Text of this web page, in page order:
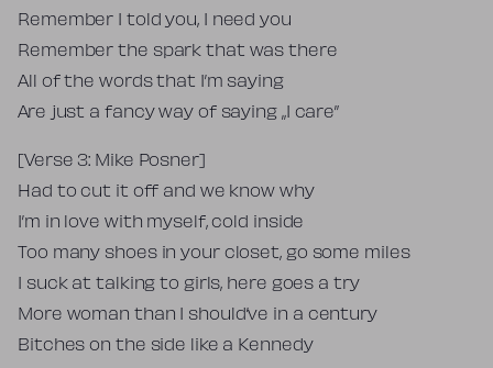
Remember I told you, I need you
Remember the spark that was there
All of the words that I’m saying
Are just a fancy way of saying „I care”
[Verse 3: Mike Posner]
Had to cut it off and we know why
I’m in love with myself, cold inside
Too many shoes in your closet, go some miles
I suck at talking to girls, here goes a try
More woman than I should’ve in a century
Bitches on the side like a Kennedy